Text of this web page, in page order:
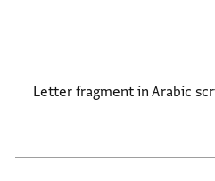
Letter fragment in Arabic